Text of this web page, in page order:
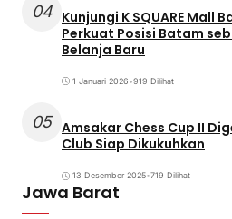
04 Kunjungi K SQUARE Mall
Perkuat Posisi Batam
Belanja Baru
1 Januari 2026•919 Dilihat
05 Amsakar Chess Cup II
Club Siap Dikukuhkan
13 Desember 2025•719 Dilihat
Jawa Barat